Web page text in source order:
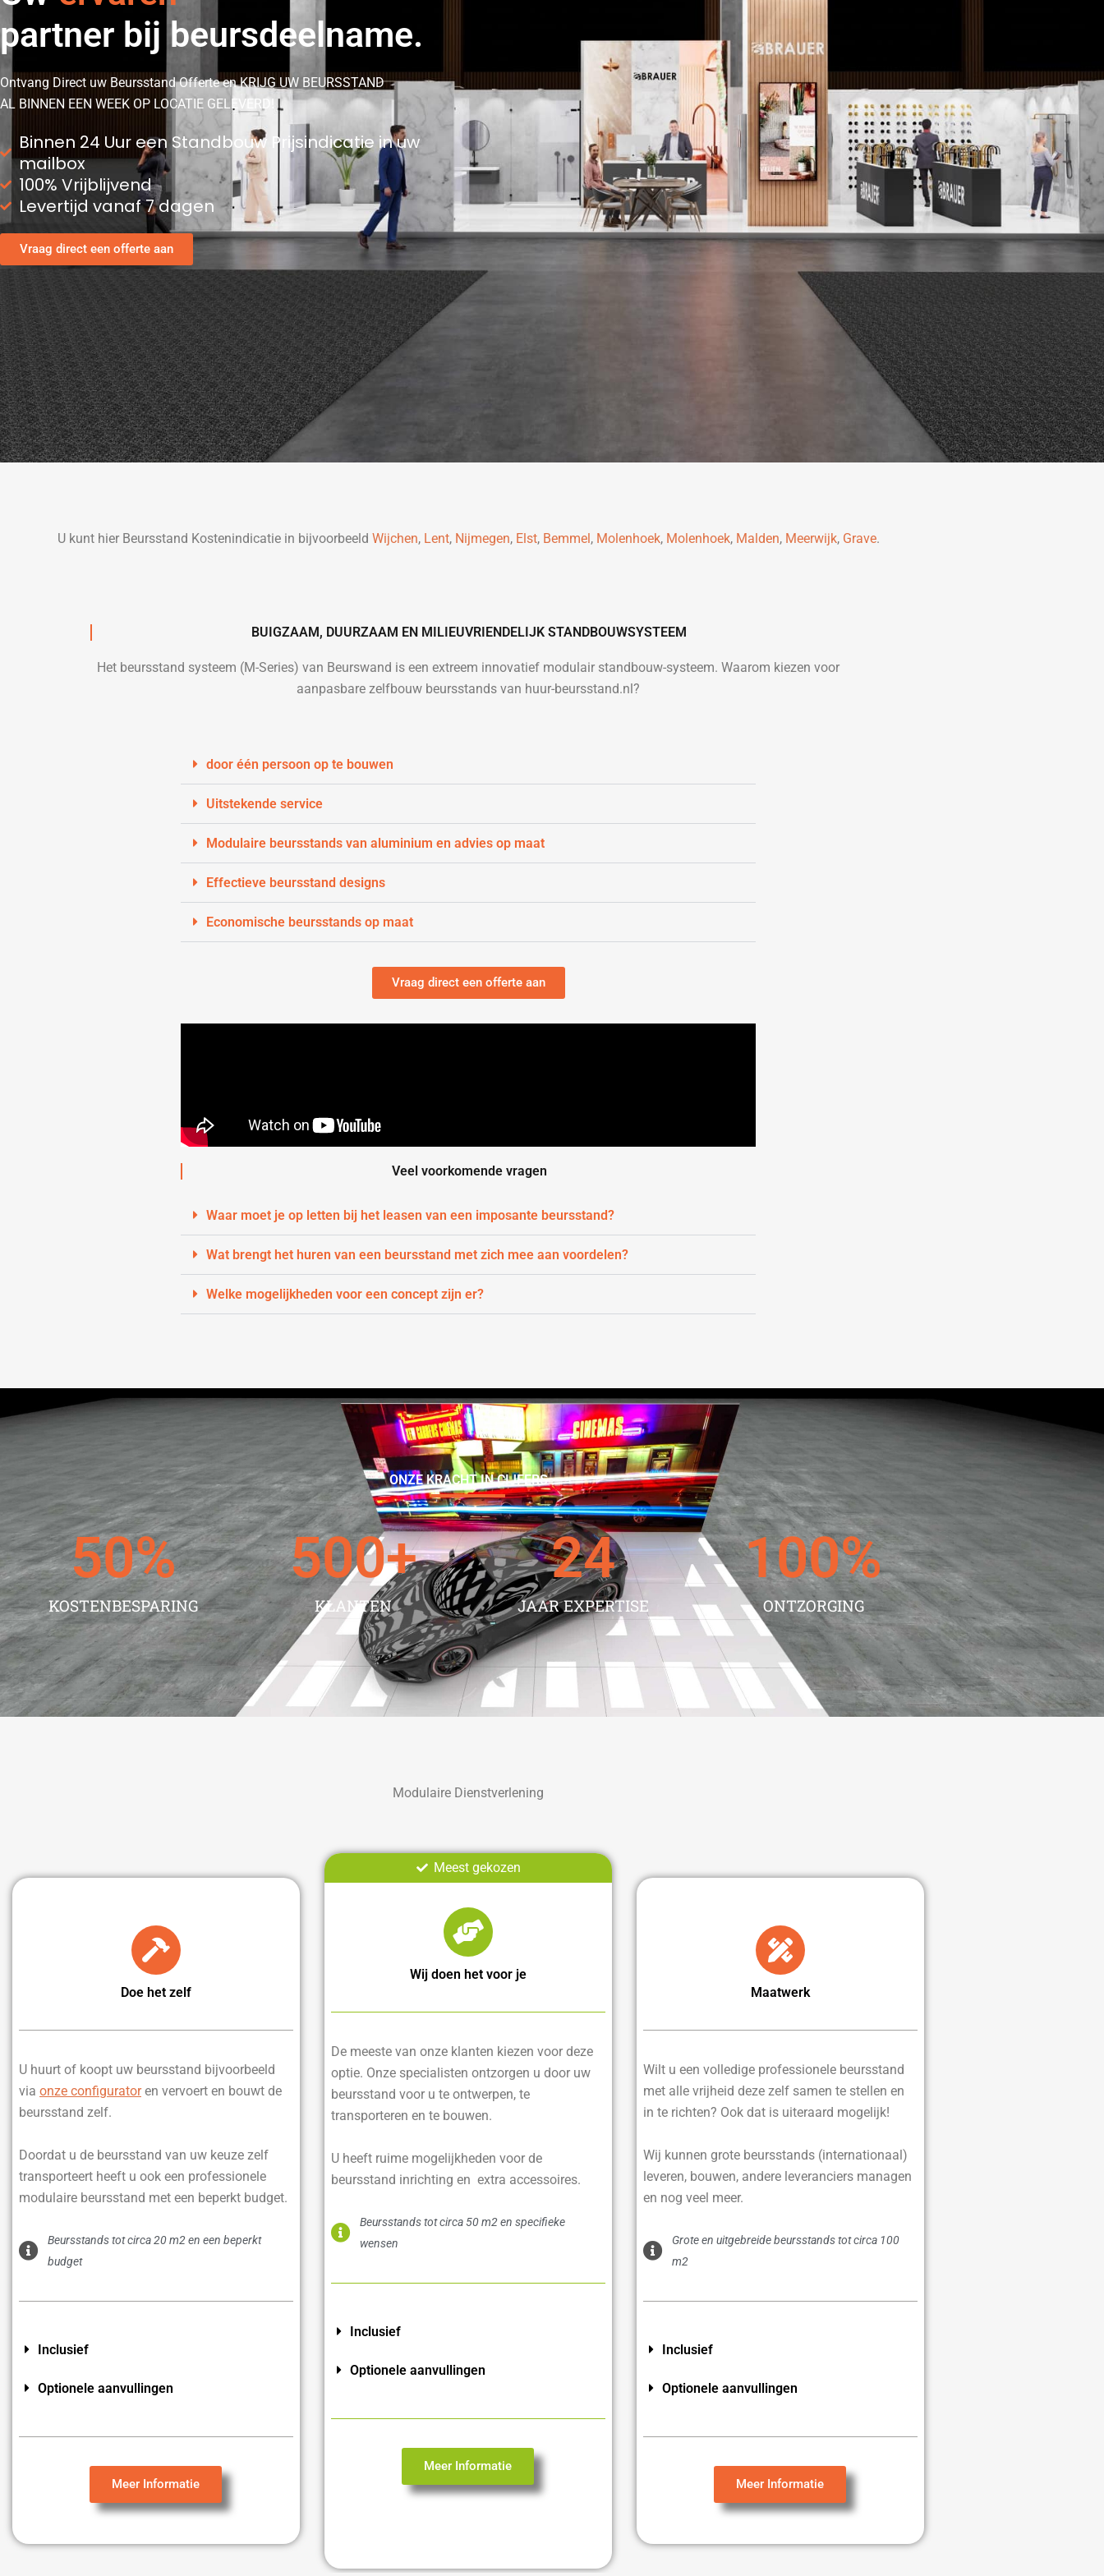
ervaren
partner bij beursdeelname.
Ontvang Direct uw Beursstand Offerte en KRIJG UW BEURSSTAND
AL BINNEN EEN WEEK OP LOCATIE GELEVERD!
Binnen 24 Uur een Standbouw Prijsindicatie in uw
mailbox
100% Vrijblijvend
Levertijd vanaf 7 dagen
Vraag direct een offerte aan
U kunt hier Beursstand Kostenindicatie in bijvoorbeeld Wijchen, Lent, Nijmegen, Elst, Bemmel , Molenhoek, Molenhoek, Malden, Meerwijk, Grave.
BUIGZAAM, DUURZAAM EN MILIEUVRIENDELIJK STANDBOUWSYSTEEM
Het beursstand systeem (M-Series) van Beurswand is een extreem innovatief modulair standbouw-systeem. Waarom kiezen voor
aanpasbare zelfbouw beursstands van huur-beursstand.nl?
door één persoon op te bouwen
Uitstekende service
Modulaire beursstands van aluminium en advies op maat
Effectieve beursstand designs
Economische beursstands op maat
Vraag direct een offerte aan
Veel voorkomende vragen
Waar moet je op letten bij het leasen van een imposante beursstand?
Wat brengt het huren van een beursstand met zich mee aan voordelen?
Welke mogelijkheden voor een concept zijn er?
ONZE KRACHT IN CIJFERS
KOSTENBESPARING
50%
KLANTEN
500+
JAAR EXPERTISE
24
ONTZORGING
100%
Modulaire Dienstverlening
Doe het zelf
U huurt of koopt uw beursstand bijvoorbeeld
via onze configuratoren vervoert en bouwt de
beursstand zelf.
Doordat u de beursstand van uw keuze zelf
transporteert heeft u ook een professionele
modulaire beursstand met een beperkt budget.
Beursstands tot circa 20 m2 en een beperkt
budget
Inclusief
Optionele aanvullingen
Meer Informatie
Meest gekozen
Wij doen het voor je
De meeste van onze klanten kiezen voor deze
optie. Onze specialisten ontzorgen u door uw
beursstand voor u te ontwerpen, te
transporteren en te bouwen.
U heeft ruime mogelijkheden voor de
beursstand inrichting en extra accessoires.
Beursstands tot circa 50 m2 en specifieke
wensen
Inclusief
Optionele aanvullingen
Meer Informatie
Maatwerk
Wilt u een volledige professionele beursstand
met alle vrijheid deze zelf samen te stellen en
in te richten? Ook dat is uiteraard mogelijk!
Wij kunnen grote beursstands (internationaal)
leveren, bouwen, andere leveranciers managen
en nog veel meer.
Grote en uitgebreide beursstands tot circa 100
m2
Inclusief
Optionele aanvullingen
Meer Informatie